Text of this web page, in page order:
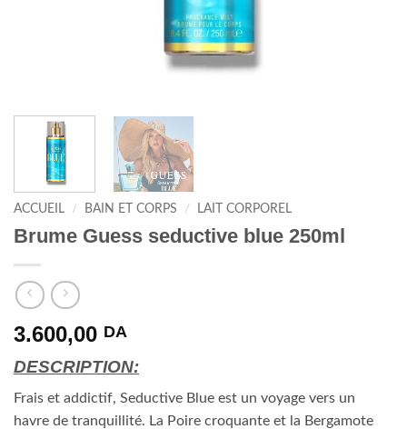
ACCUEIL / BAIN ET CORPS / LAIT CORPOREL
Brume Guess seductive blue 250ml
3.600,00 DA
DESCRIPTION:
Frais et addictif, Seductive Blue est un voyage vers un
havre de tranquillité. La Poire croquante et la Bergamote